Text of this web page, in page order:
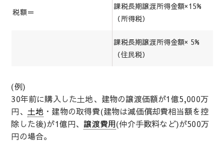
税額＝
課税長期譲渡所得金額×15%
（所得税）
課税長期譲渡所得金額× 5%
（住民税）
(例)
30年前に購入した土地、建物の譲渡価額が1億5,000万
円、 土地 ・建物の取得費(建物は減価償却費相当額を控
除した後)が1億円、 譲渡費用(仲介手数料など)が500万
円の場合。